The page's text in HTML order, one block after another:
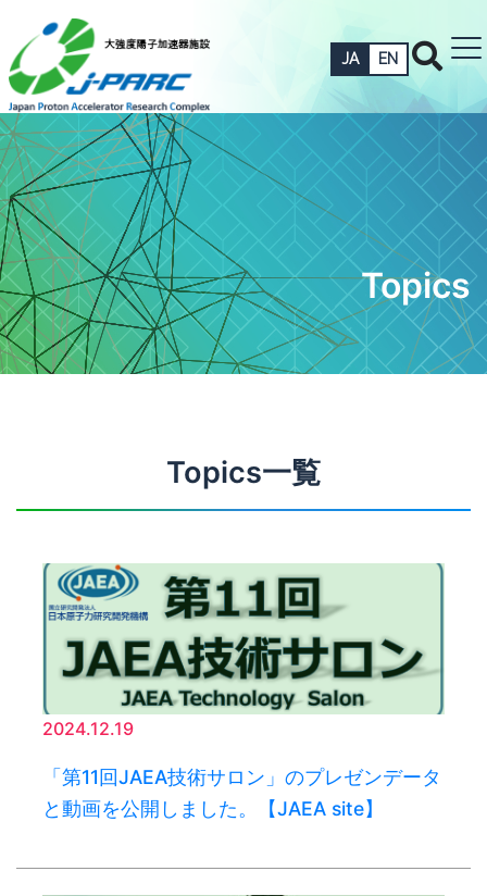
JA EN
Topics
Topics一覧
2024.12.19
「第11回JAEA技術サロン」のプレゼンデータ
と動画を公開しました。【JAEA site】